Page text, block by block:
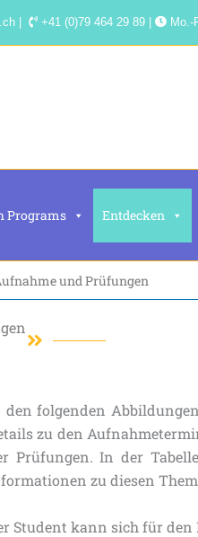
| +41 (0)79 464 29 89 | Mo.-
Programs Entdecken
und Prüfungen
den folgenden
zu den
Prüfungen. In der
zu diesen
Student kann sich für den